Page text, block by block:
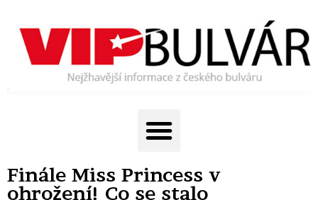
Finále Miss Princess v
ohrožení! Co se stalo